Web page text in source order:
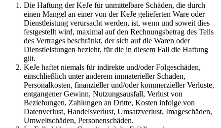
Die Haftung der KeJe für unmittelbare Schäden, die durch
einen Mangel an einer von der KeJe gelieferten Ware oder
Dienstleistung verursacht werden, ist, wenn und soweit dies
festgestellt wird, maximal auf den Rechnungsbetrag des Teils
des Vertrages beschränkt, der sich auf die Waren oder
Dienstleistungen bezieht, für die in diesem Fall die Haftung
gilt.
KeJe haftet niemals für indirekte und/oder Folgeschäden,
einschließlich unter anderem immaterieller Schäden,
Personalkosten, finanzieller und/oder kommerzieller Verluste,
entgangener Gewinn, Nutzungsausfall, Verlust von
Beziehungen, Zahlungen an Dritte, Kosten infolge von
Datenverlust, Handelsverlust, Umsatzverlust, Imageschäden,
Umweltschäden, Personenschäden.